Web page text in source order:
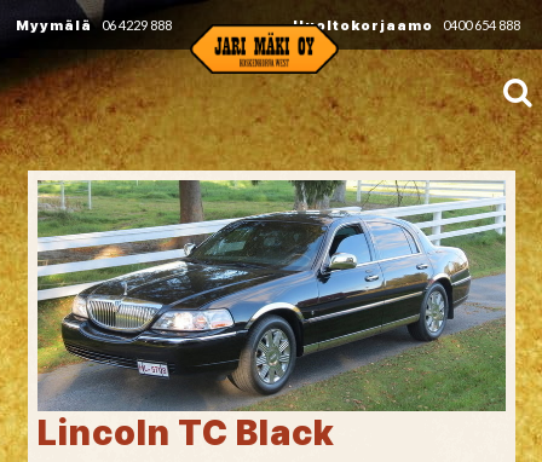
Myymälä 06 4229 888 Huoltokorjaamo 0400 654 888
Lincoln TC Black